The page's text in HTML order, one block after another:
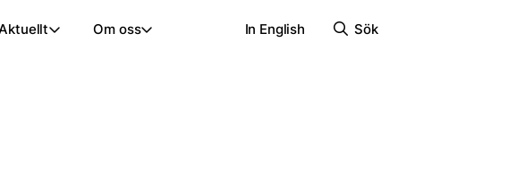
Om oss In English Sök